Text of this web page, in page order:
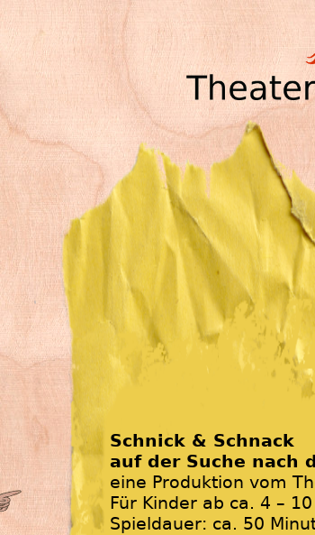
Schnick & Schnack
auf der Suche nach
eine Produktion vom
Für Kinder ab ca. 4 –
Spieldauer: ca. 50